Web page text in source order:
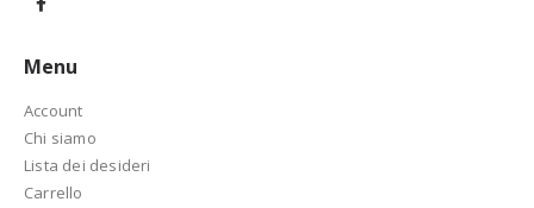
Menu
Account
Chi siamo
Lista dei desideri
Carrello